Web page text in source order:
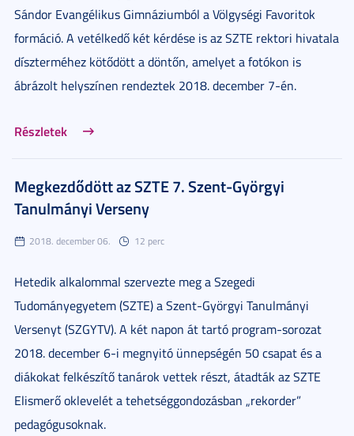
Sándor Evangélikus Gimnáziumból a Völgységi Favoritok
formáció. A vetélkedő két kérdése is az SZTE rektori hivatala
díszterméhez kötődött a döntőn, amelyet a fotókon is
ábrázolt helyszínen rendeztek 2018. december 7-én.
Részletek
Megkezdődött az SZTE 7. Szent-Györgyi
Tanulmányi Verseny
2018. december 06. 12 perc
Hetedik alkalommal szervezte meg a Szegedi
Tudományegyetem (SZTE) a Szent-Györgyi Tanulmányi
Versenyt (SZGYTV). A két napon át tartó program-sorozat
2018. december 6-i megnyitó ünnepségén 50 csapat és a
diákokat felkészítő tanárok vettek részt, átadták az SZTE
Elismerő oklevelét a tehetséggondozásban „rekorder”
pedagógusoknak.